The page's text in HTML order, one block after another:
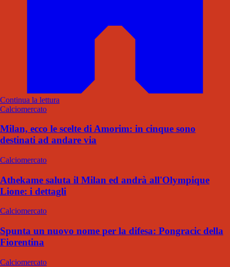
Continua la lettura
Calciomercato
Milan, ecco le scelte di Amorim: in cinque sono
destinati ad andare via
Calciomercato
Athekame saluta il Milan ed andrà all'Olympique
Lione: i dettagli
Calciomercato
Spunta un nuovo nome per la difesa: Pongracic della
Fiorentina
Calciomercato